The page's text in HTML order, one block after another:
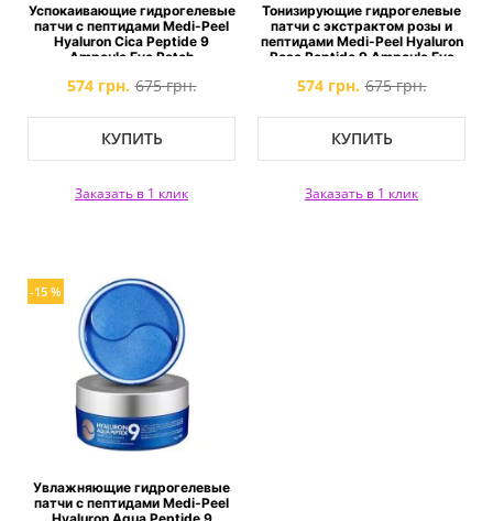
Успокаивающие гидрогелевые
патчи с пептидами Medi-Peel
Hyaluron Cica Peptide 9
Ampoule Eye Patch
574 грн. 675 грн.
КУПИТЬ
Заказать в 1 клик
Тонизирующие гидрогелевые
патчи с экстрактом розы и
пептидами Medi-Peel Hyaluron
Rose Peptide 9 Ampoule Eye
574 грн. 675 грн.
КУПИТЬ
Заказать в 1 клик
-15 %
Увлажняющие гидрогелевые
патчи с пептидами Medi-Peel